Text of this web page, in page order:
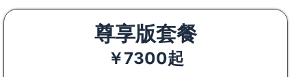
尊享版套餐
￥7300起